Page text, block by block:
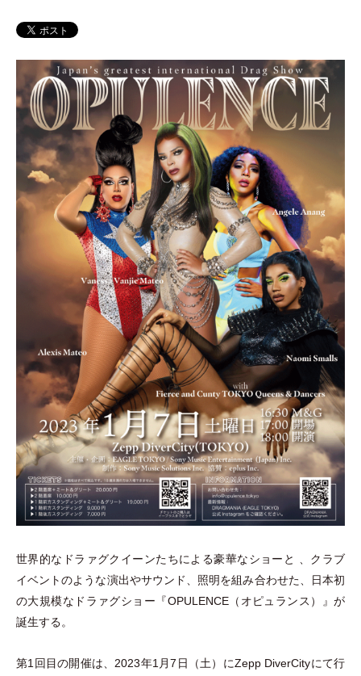
世界的なドラァグクイーンたちによる豪華なショーと 、クラブ
イベントのような演出やサウンド、照明を組み合わせた、日本初
の大規模なドラァグショー『OPULENCE（ オピュランス ）
』が
誕生する。
第1回目の開催は、2023年1月7日 （土） にZepp DiverCityにて行